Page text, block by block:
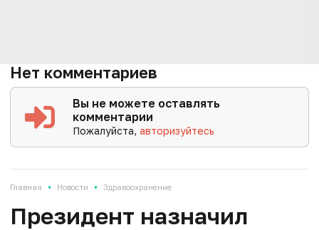
Нет комментариев
Вы не можете оставлять
комментарии
Пожалуйста,авторизуйтесь
Главная • Новости • Здравоохранение
Президент назначил